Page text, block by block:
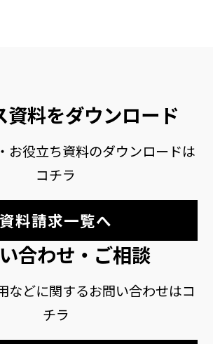
資料をダウンロード
お役立ち資料のダウンロードは
コチラ
資料請求一覧へ
合わせ・ご相談
などに関するお問い合わせはコ
チラ